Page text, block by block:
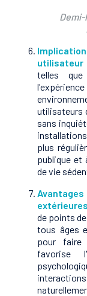
utilisateur
telles
utilisateurs
sans
plus
publique et
de vie
extérieures
de points
tous âges
pour faire
favorise